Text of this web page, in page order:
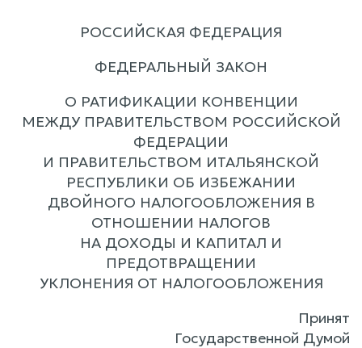
РОССИЙСКАЯ ФЕДЕРАЦИЯ
ФЕДЕРАЛЬНЫЙ ЗАКОН
О РАТИФИКАЦИИ КОНВЕНЦИИ
МЕЖДУ ПРАВИТЕЛЬСТВОМ РОССИЙСКОЙ
ФЕДЕРАЦИИ
И ПРАВИТЕЛЬСТВОМ ИТАЛЬЯНСКОЙ
РЕСПУБЛИКИ ОБ ИЗБЕЖАНИИ
ДВОЙНОГО НАЛОГООБЛОЖЕНИЯ В
ОТНОШЕНИИ НАЛОГОВ
НА ДОХОДЫ И КАПИТАЛ И
ПРЕДОТВРАЩЕНИИ
УКЛОНЕНИЯ ОТ НАЛОГООБЛОЖЕНИЯ
Принят
Государственной Думой